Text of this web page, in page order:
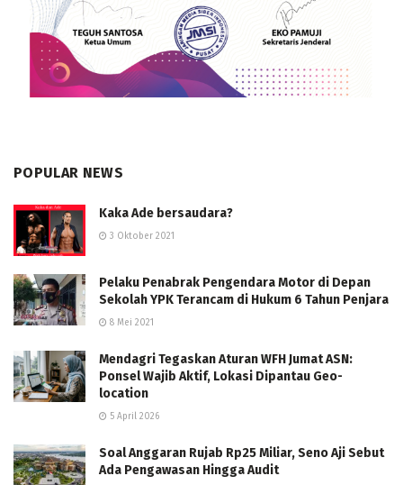
POPULAR NEWS
Kaka Ade bersaudara?
3 Oktober 2021
Pelaku Penabrak Pengendara Motor di Depan
Sekolah YPK Terancam di Hukum 6 Tahun Penjara
8 Mei 2021
Mendagri Tegaskan Aturan WFH Jumat ASN:
Ponsel Wajib Aktif, Lokasi Dipantau Geo-
location
5 April 2026
Soal Anggaran Rujab Rp25 Miliar, Seno Aji Sebut
Ada Pengawasan Hingga Audit